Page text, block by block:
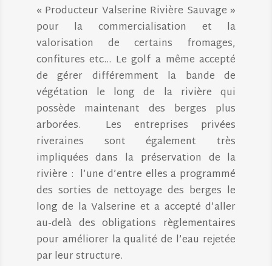
« Producteur Valserine Rivière Sauvage »
pour la commercialisation et la
valorisation de certains fromages,
confitures etc… Le golf a même accepté
de gérer différemment la bande de
végétation le long de la rivière qui
possède maintenant des berges plus
arborées. Les entreprises privées
riveraines sont également très
impliquées dans la préservation de la
rivière : l’une d’entre elles a programmé
des sorties de nettoyage des berges le
long de la Valserine et a accepté d’aller
au-delà des obligations règlementaires
pour améliorer la qualité de l’eau rejetée
par leur structure.